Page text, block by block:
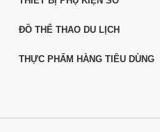
ĐỒ THỂ THAO DU LỊCH
THỰC PHẨM HÀNG TIÊU DÙNG